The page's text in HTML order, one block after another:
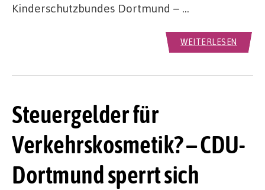
Kinderschutzbundes Dortmund – …
WEITERLESEN
Steuergelder für
Verkehrskosmetik? – CDU-
Dortmund sperrt sich